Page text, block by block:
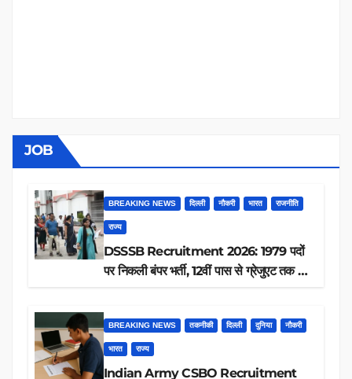
JOB
BREAKING NEWS दिल्ली नौकरी भारत राजनीति
राज्य
DSSSB Recruitment 2026: 1979 पदों
पर निकली बंपर भर्ती, 12वीं पास से ग्रेजुएट तक करें
BREAKING NEWS तकनीकी दिल्ली दुनिया नौकरी
भारत राज्य
Indian Army CSBO Recruitment